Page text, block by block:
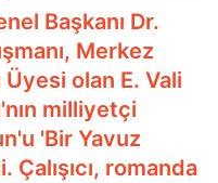
Başkanı Dr.
Merkez
olan E. Vali
milliyetçi
'Bir Yavuz
romanda